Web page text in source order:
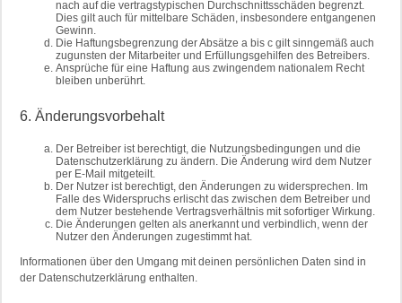
nach auf die vertragstypischen Durchschnittsschäden begrenzt.
Dies gilt auch für mittelbare Schäden, insbesondere entgangenen
Gewinn.
Die Haftungsbegrenzung der Absätze a bis c gilt sinngemäß auch
zugunsten der Mitarbeiter und Erfüllungsgehilfen des Betreibers.
Ansprüche für eine Haftung aus zwingendem nationalem Recht
bleiben unberührt.
6. Änderungsvorbehalt
Der Betreiber ist berechtigt, die Nutzungsbedingungen und die
Datenschutzerklärung zu ändern. Die Änderung wird dem Nutzer
per E-Mail mitgeteilt.
Der Nutzer ist berechtigt, den Änderungen zu widersprechen. Im
Falle des Widerspruchs erlischt das zwischen dem Betreiber und
dem Nutzer bestehende Vertragsverhältnis mit sofortiger Wirkung.
Die Änderungen gelten als anerkannt und verbindlich, wenn der
Nutzer den Änderungen zugestimmt hat.
Informationen über den Umgang mit deinen persönlichen Daten sind in
der Datenschutzerklärung enthalten.